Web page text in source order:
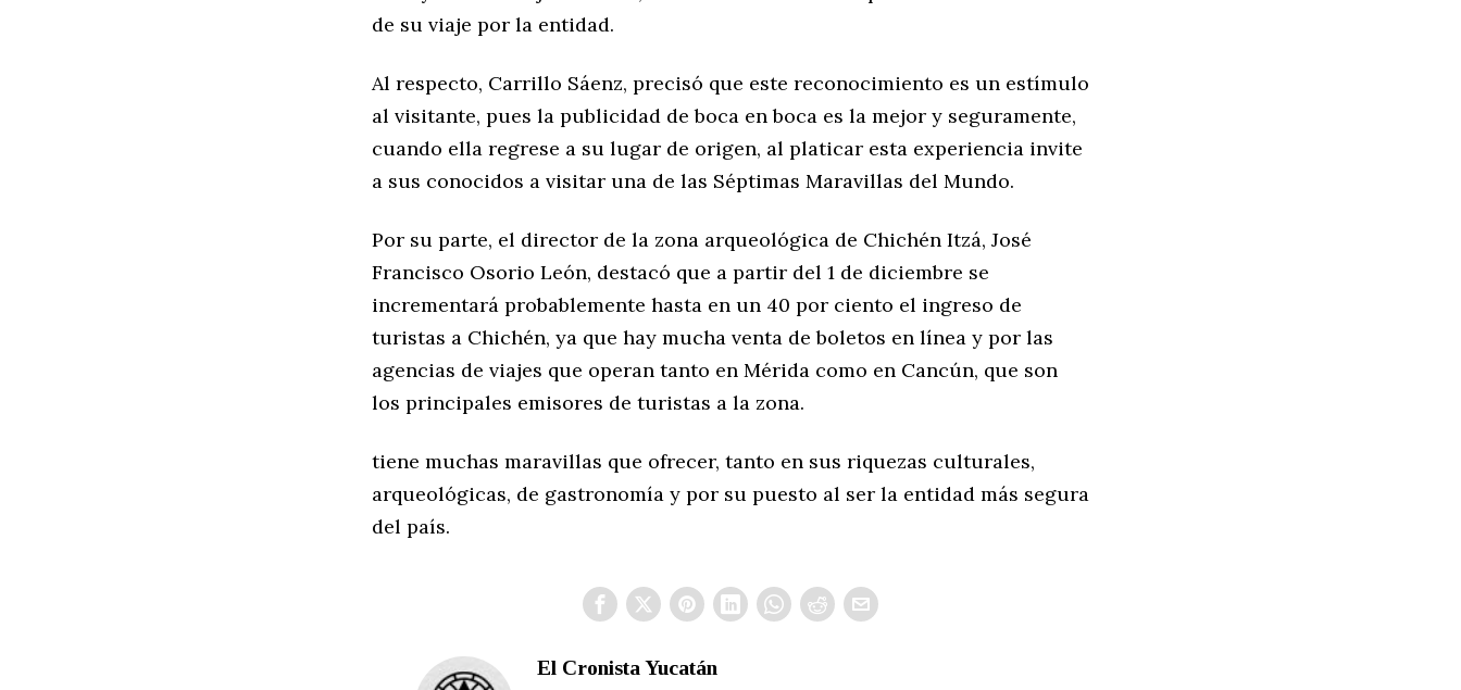
de su viaje por la entidad.
Al respecto, Carrillo Sáenz, precisó que este reconocimiento es un estímulo
al visitante, pues la publicidad de boca en boca es la mejor y seguramente,
cuando ella regrese a su lugar de origen, al platicar esta experiencia invite
a sus conocidos a visitar una de las Séptimas Maravillas del Mundo.
Por su parte, el director de la zona arqueológica de Chichén Itzá, José
Francisco Osorio León, destacó que a partir del 1 de diciembre se
incrementará probablemente hasta en un 40 por ciento el ingreso de
turistas a Chichén, ya que hay mucha venta de boletos en línea y por las
agencias de viajes que operan tanto en Mérida como en Cancún, que son
los principales emisores de turistas a la zona.
tiene muchas maravillas que ofrecer, tanto en sus riquezas culturales,
arqueológicas, de gastronomía y por su puesto al ser la entidad más segura
del país.
El Cronista Yucatán